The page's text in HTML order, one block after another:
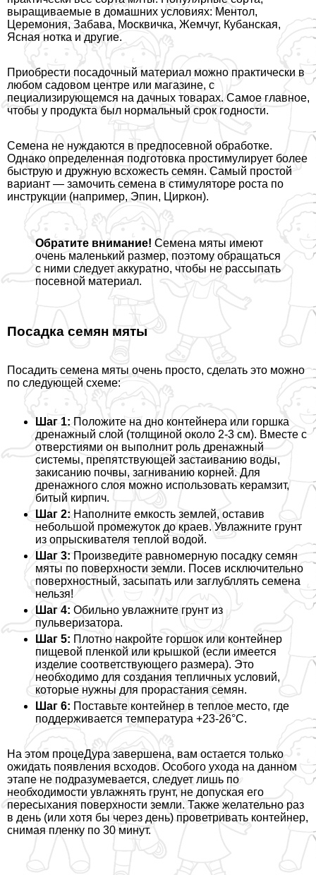
выращиваемые в домашних условиях: Ментол,
Церемония, Забава, Москвичка, Жемчуг, Кубанская,
Ясная нотка и другие.
Приобрести посадочный материал можно пpaктически в
любом садовом центре или магазине, с
пециализирующемся на дачных товарах. Самое главное,
чтобы у продукта был нормальный срок годности.
Семена не нуждаются в предпосевной обработке.
Однако определенная подготовка простимулирует более
быструю и дружную всхожесть семян. Самый простой
вариант — замочить семена в стимуляторе роста по
инструкции (например, Эпин, Циркон).
Обратите внимание! Семена мяты имеют
очень маленький размер, поэтому обращаться
с ними следует аккуратно, чтобы не рассыпать
посевной материал.
Посадка семян мяты
Посадить семена мяты очень просто, сделать это можно
по следующей схеме:
Шаг 1: Положите на дно контейнера или горшка
дренажный слой (толщиной около 2-3 см). Вместе с
отверстиями он выполнит роль дренажный
системы, препятствующей застаиванию воды,
закисанию почвы, загниванию корней. Для
дренажного слоя можно использовать керамзит,
битый кирпич.
Шаг 2: Наполните емкость землей, оставив
небольшой промежуток до краев. Увлажните грунт
из опрыскивателя теплой водой.
Шаг 3: Произведите равномерную посадку семян
мяты по поверхности земли. Посев исключительно
поверхностный, засыпать или заглубллять семена
нельзя!
Шаг 4: Обильно увлажните грунт из
пульверизатора.
Шаг 5: Плотно накройте горшок или контейнер
пищевой пленкой или крышкой (если имеется
изделие соответствующего размера). Это
необходимо для создания тепличных условий,
которые нужны для прорастания семян.
Шаг 6: Поставьте контейнер в теплое место, где
поддерживается температура +23-26°C.
На этом процеДypa завершена, вам остается только
ожидать появления всходов. Особого ухода на данном
этапе не подразумевается, следует лишь по
необходимости увлажнять грунт, не допуская его
пересыхания поверхности земли. Также желательно раз
в день (или хотя бы через день) проветривать контейнер,
снимая пленку по 30 минут.